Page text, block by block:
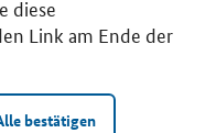
diese
Link am Ende der
bestätigen